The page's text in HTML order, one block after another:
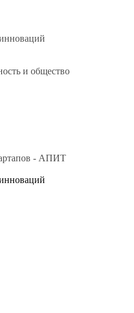
и общество
- АПИТ